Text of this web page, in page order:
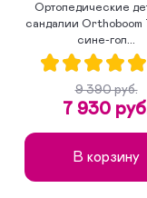
Ортопедические
сандалии Orthoboom
сине-гол...
9 390 руб.
7 930
В корзину